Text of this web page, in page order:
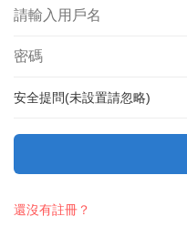
安全提問(未設置請忽略)
還沒有註冊？